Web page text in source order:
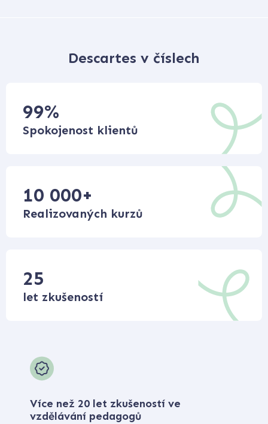
Descartes v číslech
99%
Spokojenost klientů
10 000+
Realizovaných kurzů
25
let zkušeností
Více než 20 let zkušeností ve
vzdělávání pedagogů